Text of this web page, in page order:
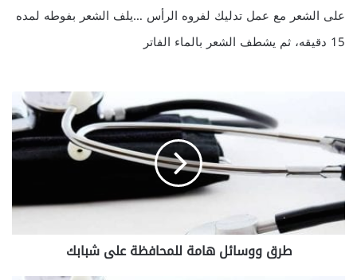
على الشعر مع عمل تدليك لفروه الرأس …يلف الشعر بفوطه لمده
15 دقيقه، ثم يشطف الشعر بالماء الفاتر
ق
و
و
س
ا
ئ
ل
طرق ووسائل هامة للمحافظة على شبابك